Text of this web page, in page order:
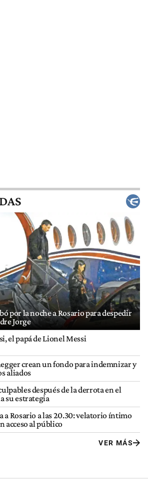
por la noche a Rosario para despedir
Jorge
el papá de Lionel Messi
crean un fondo para indemnizar y
aliados
después de la derrota en el
su estrategia
a Rosario a las 20.30: velatorio íntimo
acceso al público
VER MÁS